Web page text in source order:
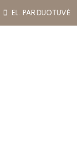
EL. PARDUOTUVĖ